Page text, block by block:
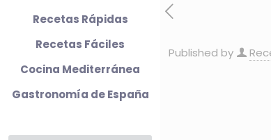
Published by
Recetas Rápidas
Recetas Fáciles
Cocina Mediterránea
Gastronomía de España